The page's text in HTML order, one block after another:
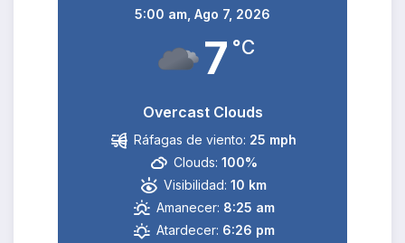
5:00 am, Ago 7, 2026
7 °C
Overcast Clouds
Ráfagas de viento: 25 mph
Clouds: 100%
Visibilidad: 10 km
Amanecer: 8:25 am
Atardecer: 6:26 pm